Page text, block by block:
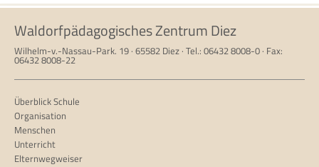
Waldorfpädagogisches Zentrum Diez
Wilhelm-v.-Nassau-Park. 19 · 65582 Diez · Tel.: 06432 8008-0 · Fax:
06432 8008-22
Überblick Schule
Organisation
Menschen
Unterricht
Elternwegweiser